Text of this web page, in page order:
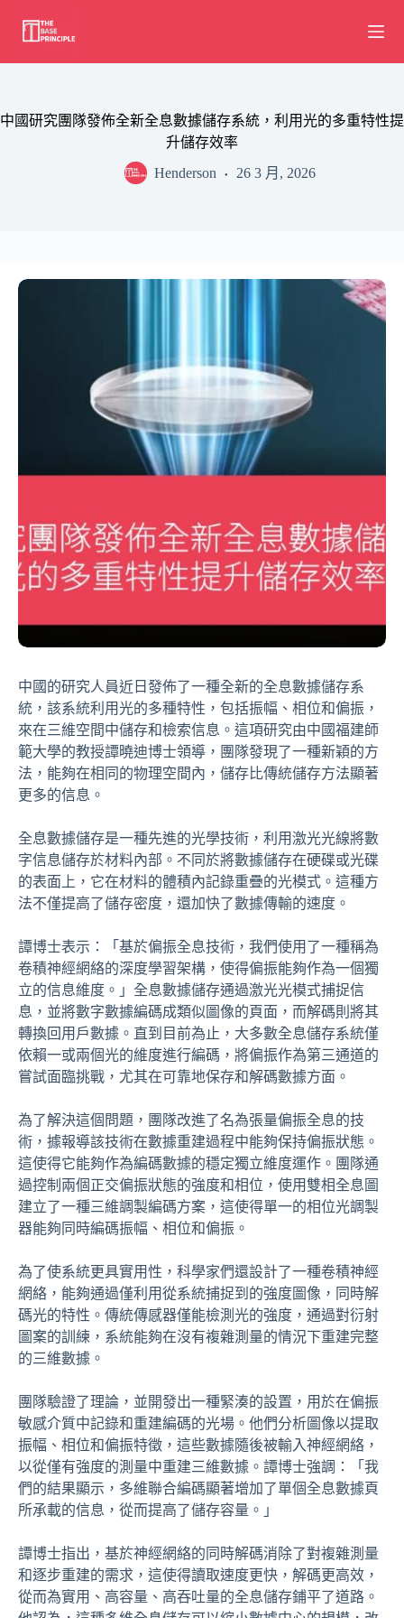
content
中國研究團隊發佈全新全息數據儲存系統，利用光的多重特性提
升儲存效率
Henderson
26 3 月, 2026
中國的研究人員近日發佈了一種全新的全息數據儲存系
統，該系統利用光的多種特性，包括振幅、相位和偏振，
來在三維空間中儲存和檢索信息。這項研究由中國福建師
範大學的教授譚曉迪博士領導，團隊發現了一種新穎的方
法，能夠在相同的物理空間內，儲存比傳統儲存方法顯著
更多的信息。
全息數據儲存是一種先進的光學技術，利用激光光線將數
字信息儲存於材料內部。不同於將數據儲存在硬碟或光碟
的表面上，它在材料的體積內記錄重疊的光模式。這種方
法不僅提高了儲存密度，還加快了數據傳輸的速度。
譚博士表示：「基於偏振全息技術，我們使用了一種稱為
卷積神經網絡的深度學習架構，使得偏振能夠作為一個獨
立的信息維度。」全息數據儲存通過激光光模式捕捉信
息，並將數字數據編碼成類似圖像的頁面，而解碼則將其
轉換回用戶數據。直到目前為止，大多數全息儲存系統僅
依賴一或兩個光的維度進行編碼，將偏振作為第三通道的
嘗試面臨挑戰，尤其在可靠地保存和解碼數據方面。
為了解決這個問題，團隊改進了名為張量偏振全息的技
術，據報導該技術在數據重建過程中能夠保持偏振狀態。
這使得它能夠作為編碼數據的穩定獨立維度運作。團隊通
過控制兩個正交偏振狀態的強度和相位，使用雙相全息圖
建立了一種三維調製編碼方案，這使得單一的相位光調製
器能夠同時編碼振幅、相位和偏振。
為了使系統更具實用性，科學家們還設計了一種卷積神經
網絡，能夠通過僅利用從系統捕捉到的強度圖像，同時解
碼光的特性。傳統傳感器僅能檢測光的強度，通過對衍射
圖案的訓練，系統能夠在沒有複雜測量的情況下重建完整
的三維數據。
團隊驗證了理論，並開發出一種緊湊的設置，用於在偏振
敏感介質中記錄和重建編碼的光場。他們分析圖像以提取
振幅、相位和偏振特徵，這些數據隨後被輸入神經網絡，
以從僅有強度的測量中重建三維數據。譚博士強調：「我
們的結果顯示，多維聯合編碼顯著增加了單個全息數據頁
所承載的信息，從而提高了儲存容量。」
譚博士指出，基於神經網絡的同時解碼消除了對複雜測量
和逐步重建的需求，這使得讀取速度更快，解碼更高效，
從而為實用、高容量、高吞吐量的全息儲存鋪平了道路。